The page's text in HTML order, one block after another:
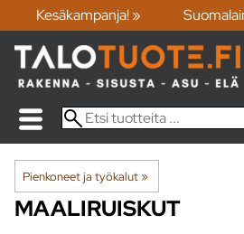
Kesäkampanja! »
Pienkoneet ja työkalut‪»
MAALIRUISKUT